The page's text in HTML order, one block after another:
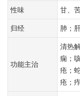
性味 甘、
归经 肺；
功能主治
清热
痫；
疮；
疮；